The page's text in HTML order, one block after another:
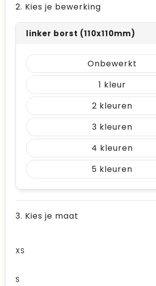
2. Kies je bewerking
linker borst (110x110mm)
Onbewerkt
1
2
3
4
5
3. Kies je maat
XS
S